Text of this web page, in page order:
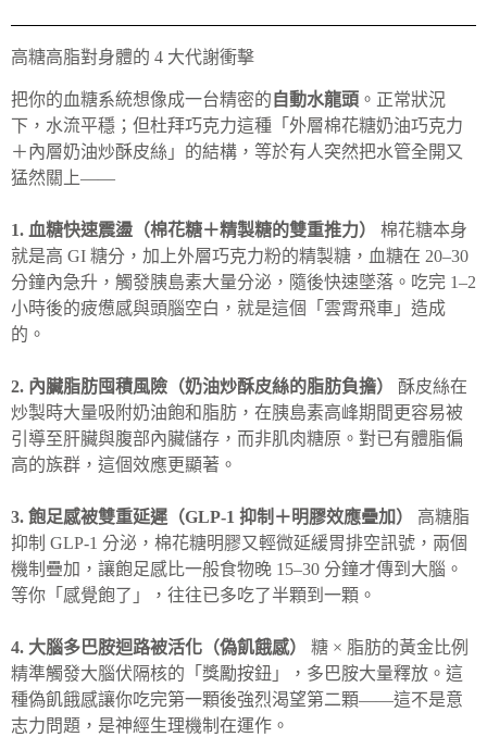
高糖高脂對身體的 4 大代謝衝擊
把你的血糖系統想像成一台精密的 自動水龍頭 。正常狀況
下，水流平穩；但杜拜巧克力這種「外層棉花糖奶油巧克力
＋內層奶油炒酥皮絲」的結構，等於有人突然把水管全開又
猛然關上——
1. 血糖快速震盪（棉花糖＋精製糖的雙重推力）
棉花糖本身
就是高 GI 糖分，加上外層巧克力粉的精製糖，血糖在 20–30
分鐘內急升，觸發胰島素大量分泌，隨後快速墜落。吃完 1–2
小時後的疲憊感與頭腦空白，就是這個「雲霄飛車」造成
的。
2. 內臟脂肪囤積風險（奶油炒酥皮絲的脂肪負擔）
酥皮絲在
炒製時大量吸附奶油飽和脂肪，在胰島素高峰期間更容易被
引導至肝臟與腹部內臟儲存，而非肌肉糖原。對已有體脂偏
高的族群，這個效應更顯著。
3. 飽足感被雙重延遲（GLP-1 抑制＋明膠效應疊加）
高糖脂
抑制 GLP-1 分泌，棉花糖明膠又輕微延緩胃排空訊號，兩個
機制疊加，讓飽足感比一般食物晚 15–30 分鐘才傳到大腦。
等你「感覺飽了」，往往已多吃了半顆到一顆。
4. 大腦多巴胺迴路被活化（偽飢餓感）
糖 × 脂肪的黃金比例
精準觸發大腦伏隔核的「獎勵按鈕」，多巴胺大量釋放。這
種偽飢餓感讓你吃完第一顆後強烈渴望第二顆——這不是意
志力問題，是神經生理機制在運作。